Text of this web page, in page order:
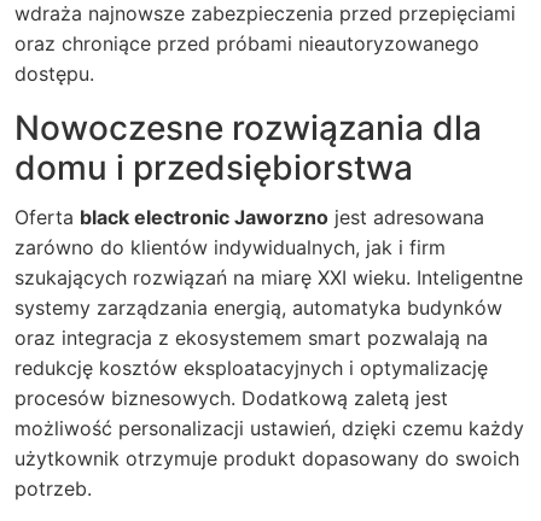
wdraża najnowsze zabezpieczenia przed przepięciami
oraz chroniące przed próbami nieautoryzowanego
dostępu.
Nowoczesne rozwiązania dla
domu i przedsiębiorstwa
Oferta black electronic Jaworzno jest adresowana
zarówno do klientów indywidualnych, jak i firm
szukających rozwiązań na miarę XXI wieku. Inteligentne
systemy zarządzania energią, automatyka budynków
oraz integracja z ekosystemem smart pozwalają na
redukcję kosztów eksploatacyjnych i optymalizację
procesów biznesowych. Dodatkową zaletą jest
możliwość personalizacji ustawień, dzięki czemu każdy
użytkownik otrzymuje produkt dopasowany do swoich
potrzeb.